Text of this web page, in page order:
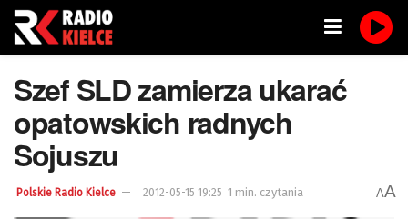
Szef SLD zamierza ukarać
opatowskich radnych
Sojuszu
Polskie Radio Kielce 2012-05-15 19:25 1 min. czytania AA